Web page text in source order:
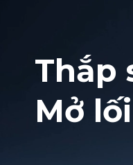
Thắp
Mở